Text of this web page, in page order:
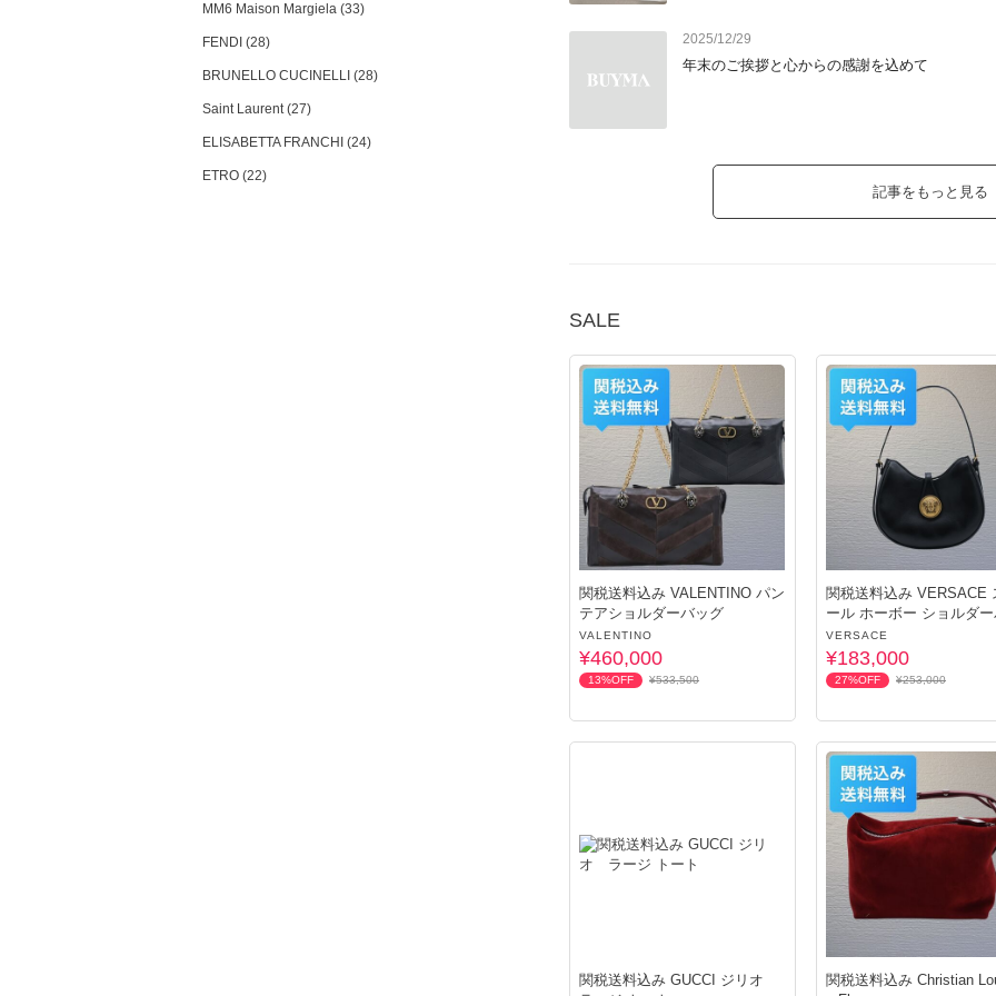
MM6 Maison Margiela (33)
FENDI (28)
BRUNELLO CUCINELLI (28)
Saint Laurent (27)
ELISABETTA FRANCHI (24)
ETRO (22)
2025/12/29
年末のご挨拶と心からの感謝を込めて
記事をもっと見る
SALE
関税送料込み VALENTINO パン
テアショルダーバッグ
VALENTINO
¥460,000
13%OFF ¥533,500
関税送料込み VERSACE
ール ホーボー ショルダ
グ
VERSACE
¥183,000
27%OFF ¥253,000
関税送料込み GUCCI ジリオ
関税送料込み Christian